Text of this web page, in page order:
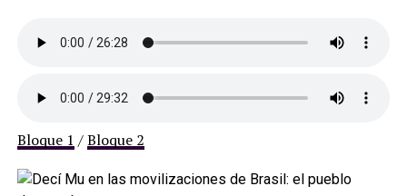
Bloque 1 /Bloque 2